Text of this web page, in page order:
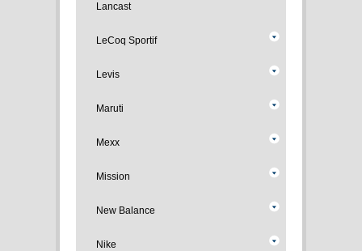
Lancast
LeCoq Sportif
Levis
Maruti
Mexx
Mission
New Balance
Nike